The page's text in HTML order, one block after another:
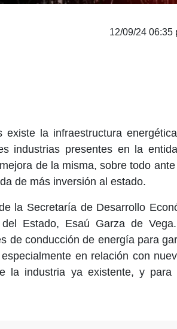
12/09/24 06:35
existe la infraestructura
industrias presentes en la
de la misma, sobre todo
de más inversión al estado.
la Secretaría de Desarrollo
del Estado, Esaú Garza de
de conducción de energía para
en relación con
la industria ya existente, y para